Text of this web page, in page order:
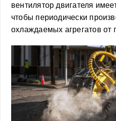
вентилятор двигателя
чтобы периодически
охлаждаемых агрегатов от